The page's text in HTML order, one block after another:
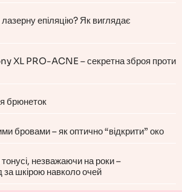
епіляцію? Як виглядає
XL PRO-ACNE – секретна зброя проти
брюнеток
бровами – як оптично “відкрити” око
тонусі, незважаючи на роки –
шкірою навколо очей